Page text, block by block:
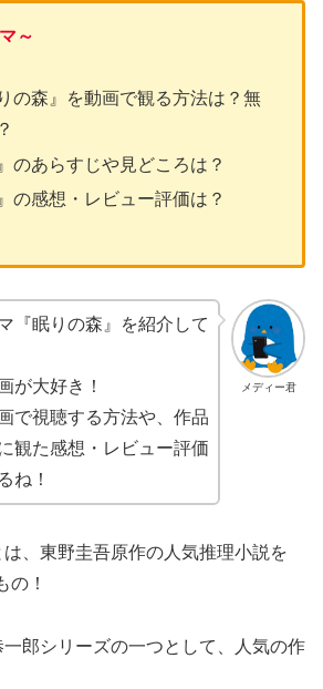
～
の森』を動画で観る方法は？無
のあらすじや見どころは？
の感想・レビュー評価は？
メディー君
『眠りの森』を紹介して
が大好き！
で視聴する方法や、作品
観た感想・レビュー評価
ね！
、東野圭吾原作の人気推理小説を
の！
郎シリーズの一つとして、人気の作